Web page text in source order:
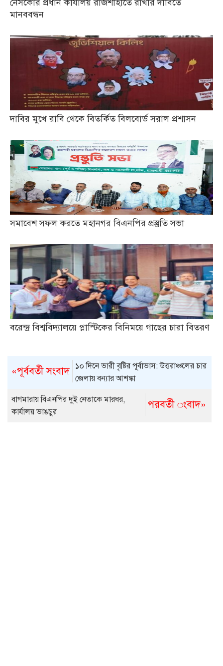
নেসকোর প্রধান কার্যালয় রাজশাহীতে রাখার দাবিতে
মানববন্ধন
দাবির মুখে রাবি থেকে বিতর্কিত বিলবোর্ড সরাল প্রশাসন
সমাবেশ সফল করতে মহানগর বিএনপির প্রস্তুতি সভা
বরেন্দ্র বিশ্ববিদ্যালয়ে প্লাস্টিকের বিনিময়ে গাছের চারা বিতরণ
«পূর্ববর্তী সংবাদ ১০ দিনে ভারী বৃষ্টির পূর্বাভাস: উত্তরাঞ্চলের চার
জেলায় বন্যার আশঙ্কা
পরবর্তী ংবাদ»
বাগমারায় বিএনপির দুই নেতাকে মারধর,
কার্যালয় ভাঙচুর